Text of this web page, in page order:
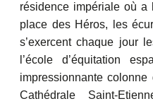
résidence impériale où a
place des Héros, les
s’exercent chaque jour
l’école d’équitation
impressionnante
Cathédrale Saint-